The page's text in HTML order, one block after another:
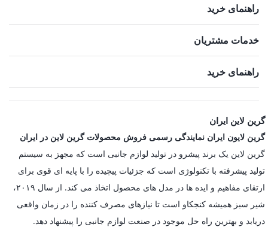
راهنمای خرید
خدمات مشتریان
راهنمای خرید
گرین لاین ایران
گرین لایون ایران نمایندگی رسمی فروش محصولات گرین لاین در ایران
گرین لاین یک برند پیشرو در تولید لوازم جانبی است که مجهز به سیستم
تولید پیشرفته با تکنولوژی است که جزئیات پیچیده را با پایه ای قوی برای
ارتقای مفاهیم و ایده ها در مدل های محصول اتخاذ می کند. از سال ۲۰۱۹،
شیر سبز همیشه کنجکاو است تا نیازهای مصرف کننده را در زمان واقعی
دریابد و بهترین راه حل موجود در صنعت لوازم جانبی را پیشنهاد دهد.